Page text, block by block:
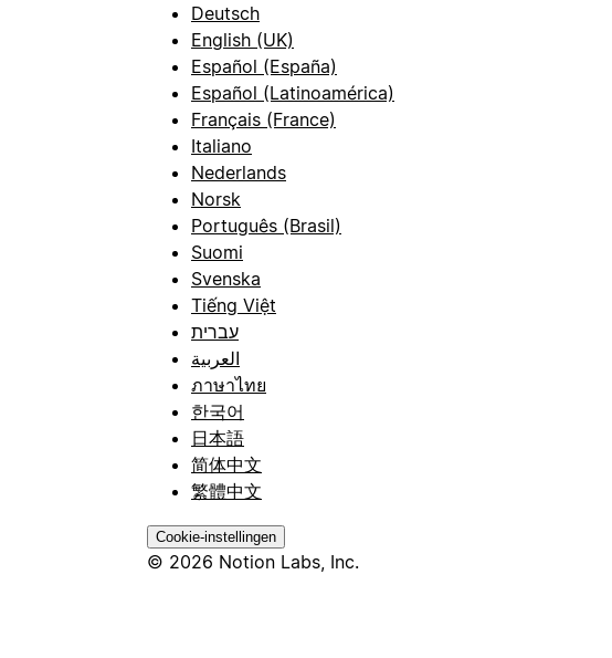
Deutsch
English (UK)
Español (España)
Español (Latinoamérica)
Français (France)
Italiano
Nederlands
Norsk
Português (Brasil)
Suomi
Svenska
Tiếng Việt
עברית
العربية
ภาษาไทย
한국어
日本語
简体中文
繁體中文
Cookie-instellingen
© 2026 Notion Labs, Inc.